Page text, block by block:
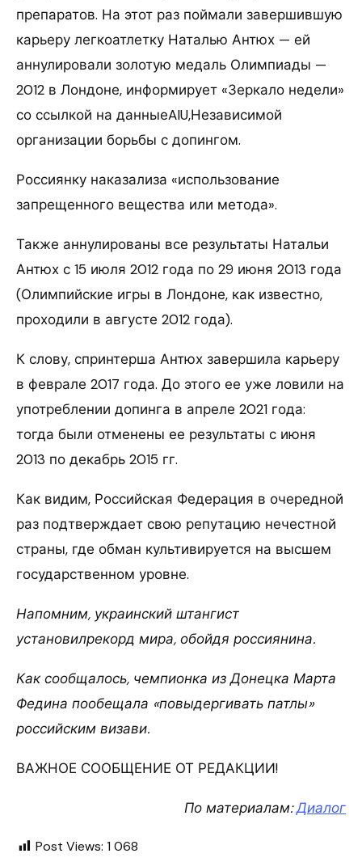
препаратов. На этот раз поймали завершившую
карьеру легкоатлетку Наталью Антюх — ей
аннулировали золотую медаль Олимпиады —
2012 в Лондоне, информирует «Зеркало недели»
со ссылкой на данныеAIU,Независимой
организации борьбы с допингом.
Россиянку наказализа «использование
запрещенного вещества или метода».
Также аннулированы все результаты Натальи
Антюх с 15 июля 2012 года по 29 июня 2013 года
(Олимпийские игры в Лондоне, как известно,
проходили в августе 2012 года).
К слову, спринтерша Антюх завершила карьеру
в феврале 2017 года. До этого ее уже ловили на
употреблении допинга в апреле 2021 года:
тогда были отменены ее результаты с июня
2013 по декабрь 2015 гг.
Как видим, Российская Федерация в очередной
раз подтверждает свою репутацию нечестной
страны, где обман культивируется на высшем
государственном уровне.
Напомним, украинский штангист
установилрекорд мира, обойдя россиянина.
Как сообщалось, чемпионка из Донецка Марта
Федина пообещала «повыдергивать патлы»
российским визави.
ВАЖНОЕ СООБЩЕНИЕ ОТ РЕДАКЦИИ!
По материалам:Диалог
Post Views: 1 068